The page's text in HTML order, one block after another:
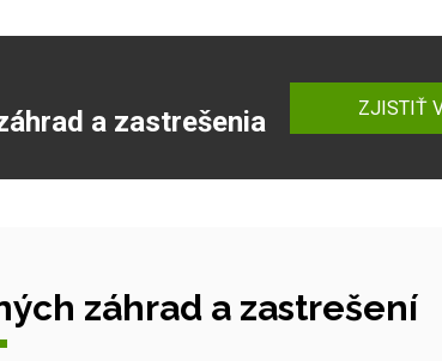
a zastrešenia ZJISTIŤ
záhrad a zastrešení